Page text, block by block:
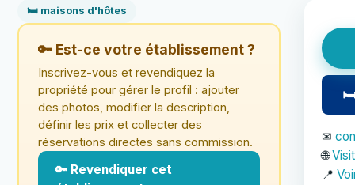
🛏️ maisons d'hôtes
🔑 Est-ce votre établissement ?
Inscrivez-vous et revendiquez la
propriété pour gérer le profil : ajouter
des photos, modifier la description,
définir les prix et collecter des
réservations directes sans commission.
🔑 Revendiquer cet
🛏
✉
🌐
📍